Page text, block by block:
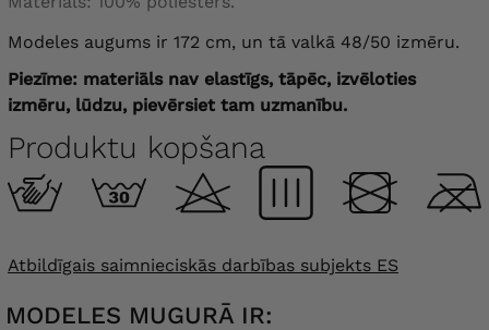
Modeles augums ir 172 cm, un tā valkā 48/50 izmēru.
Piezīme: materiāls nav elastīgs, tāpēc, izvēloties
izmēru, lūdzu, pievērsiet tam uzmanību.
Produktu kopšana
Atbildīgais saimnieciskās darbības subjekts ES
MODELES MUGURĀ IR: